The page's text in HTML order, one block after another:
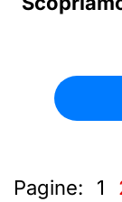
Pagine: 1